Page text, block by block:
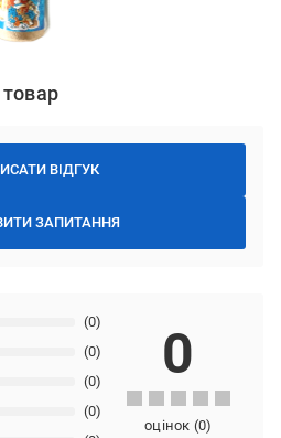
ВІДГУК
ЗАПИТАННЯ
(0)
(0)
(0)
(0)
0
оцінок (0)